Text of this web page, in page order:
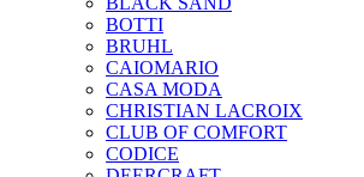
BOTTI
BRUHL
CAIOMARIO
CASA MODA
CHRISTIAN LACROIX
CLUB OF COMFORT
CODICE